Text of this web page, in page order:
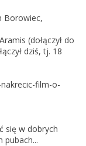
Borowiec,
(dołączył do
dziś, tj. 18
film-o-
się w dobrych
pubach...